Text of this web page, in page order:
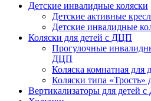
Детские инвалидные коляски
Детские активные
Детские инвалидные
Коляски для детей с ДЦП
Прогулочные
ДЦП
Коляска комнатная для
Коляски типа
Вертикализаторы для детей